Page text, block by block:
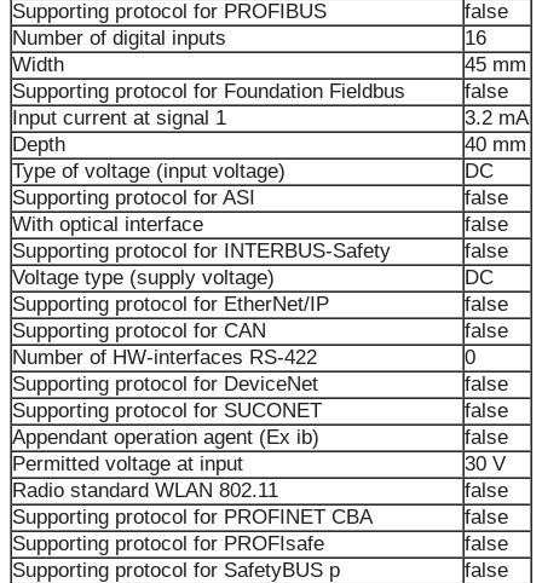
Supporting protocol for PROFIBUS
false
Number of digital inputs
16
Width
45 mm
Supporting protocol for Foundation Fieldbus
false
Input current at signal 1
3.2 mA
Depth
40 mm
Type of voltage (input voltage)
DC
Supporting protocol for ASI
false
With optical interface
false
Supporting protocol for INTERBUS-Safety
false
Voltage type (supply voltage)
DC
Supporting protocol for EtherNet/IP
false
Supporting protocol for CAN
false
Number of HW-interfaces RS-422
0
Supporting protocol for DeviceNet
false
Supporting protocol for SUCONET
false
Appendant operation agent (Ex ib)
false
Permitted voltage at input
30 V
Radio standard WLAN 802.11
false
Supporting protocol for PROFINET CBA
false
Supporting protocol for PROFIsafe
false
Supporting protocol for SafetyBUS p
false